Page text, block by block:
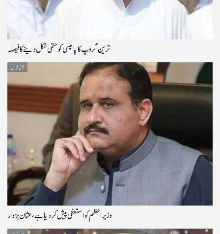
ترین گروپ کا پالیسی کو حتمی شکل دینے کا فیصلہ
قومی خبریں
وزیراعظم کو استعفیٰ پیش کر دیا ہے، عثمان بزدار